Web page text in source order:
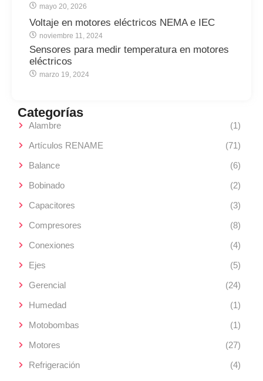
mayo 20, 2026
Voltaje en motores eléctricos NEMA e IEC
noviembre 11, 2024
Sensores para medir temperatura en motores
eléctricos
marzo 19, 2024
Categorías
Alambre
(1)
Artículos RENAME
(71)
Balance
(6)
Bobinado
(2)
Capacitores
(3)
Compresores
(8)
Conexiones
(4)
Ejes
(5)
Gerencial
(24)
Humedad
(1)
Motobombas
(1)
Motores
(27)
Refrigeración
(4)